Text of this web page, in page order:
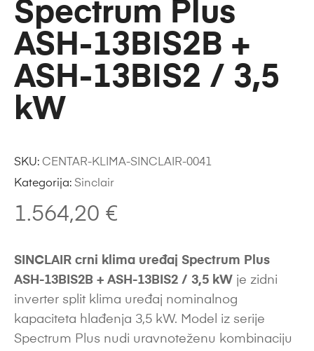
Spectrum Plus
ASH-13BIS2B +
ASH-13BIS2 / 3,5
kW
1.564,20 €
SINCLAIR crni klima uređaj Spectrum Plus
ASH-13BIS2B + ASH-13BIS2 / 3,5 kW je zidni
inverter split klima uređaj nominalnog
kapaciteta hlađenja 3,5 kW. Model iz serije
Spectrum Plus nudi uravnoteženu kombinaciju
SKU: CENTAR-KLIMA-SINCLAIR-0041
Kategorija: Sinclair